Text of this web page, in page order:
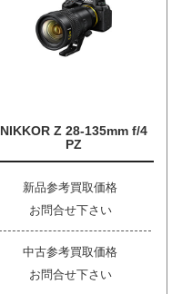
NIKKOR Z 28-135mm f/4
PZ
新品参考買取価格
お問合せ下さい
中古参考買取価格
お問合せ下さい